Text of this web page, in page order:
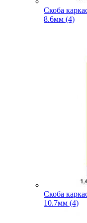
Скоба
8.6мм (4)
Скоба
10.7мм (4)